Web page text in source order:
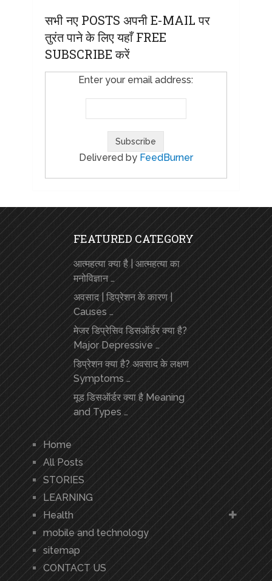
सभी नए POSTS अपनी E-MAIL पर
तुरंत पाने के लिए यहाँ FREE
SUBSCRIBE करें
Enter your email address:
Delivered by FeedBurner
FEATURED CATEGORY
आत्महत्या क्या है | आत्महत्या का
मनोविज्ञान …
अवसाद | डिप्रेशन के कारण |
Causes …
मेजर डिप्रेसिव डिसऑर्डर क्या है?
Major Depressive …
डिप्रेशन क्या है? अवसाद के लक्षण
Symptoms …
मूड डिसऑर्डर क्या है Meaning
and Types …
Home
All Posts
STORIES
LEARNING
Health
mobile and technology
sitemap
CONTACT US